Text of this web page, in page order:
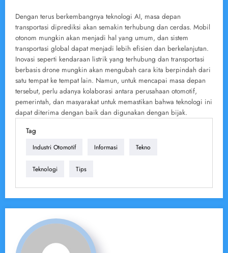
Dengan terus berkembangnya teknologi AI, masa depan
transportasi diprediksi akan semakin terhubung dan cerdas. Mobil
otonom mungkin akan menjadi hal yang umum, dan sistem
transportasi global dapat menjadi lebih efisien dan berkelanjutan.
Inovasi seperti kendaraan listrik yang terhubung dan transportasi
berbasis drone mungkin akan mengubah cara kita berpindah dari
satu tempat ke tempat lain. Namun, untuk mencapai masa depan
tersebut, perlu adanya kolaborasi antara perusahaan otomotif,
pemerintah, dan masyarakat untuk memastikan bahwa teknologi ini
dapat diterima dengan baik dan digunakan dengan bijak.
Tag
Industri Otomotif Informasi Tekno
Teknologi Tips